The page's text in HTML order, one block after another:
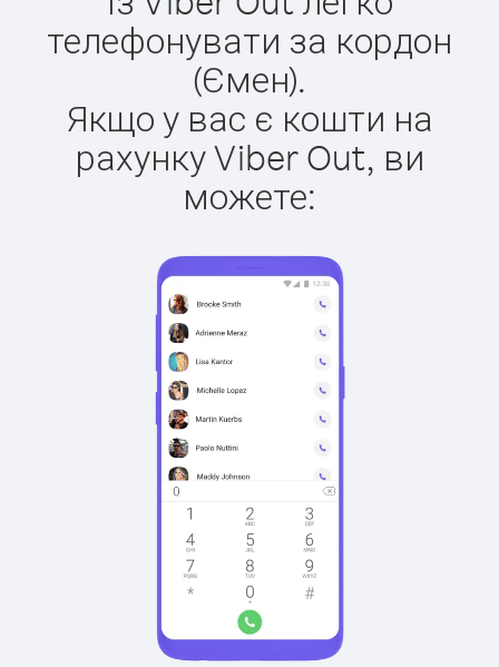
телефонувати за кордон
(Ємен).
Якщо у вас є кошти на
рахунку Viber Out, ви
можете: